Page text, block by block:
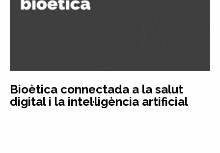
Bioètica connectada a la salut
digital i la intel·ligència artificial